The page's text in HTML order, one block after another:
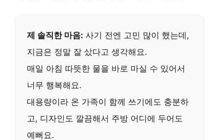
제 솔직한 마음: 사기 전엔 고민 많이 했는데,
지금은 정말 잘 샀다고 생각해요.
매일 아침 따뜻한 물을 바로 마실 수 있어서
너무 행복해요.
대용량이라 온 가족이 함께 쓰기에도 충분하
고, 디자인도 깔끔해서 주방 어디에 두어도
예뻐요.